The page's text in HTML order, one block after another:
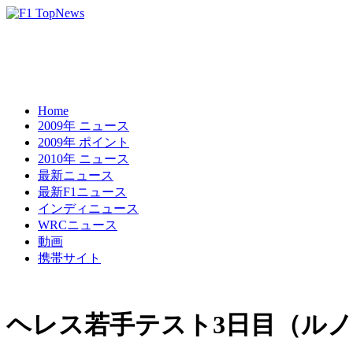
Home
2009年 ニュース
2009年 ポイント
2010年 ニュース
最新ニュース
最新F1ニュース
インディニュース
WRCニュース
動画
携帯サイト
ヘレス若手テスト3日目（ル